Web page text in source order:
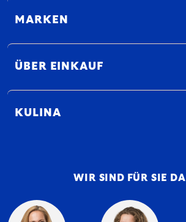
MARKEN
ÜBER EINKAUF
KULINA
WIR SIND FÜR SIE DA